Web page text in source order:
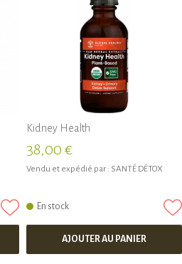
Kidney Health
38,00 €
Vendu et expédié par : SANTÉ DÉTOX
En stock
AJOUTER AU PANIER